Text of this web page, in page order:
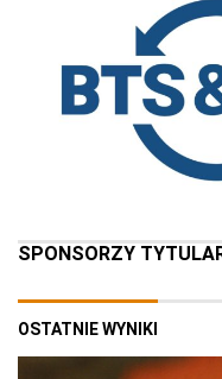
SPONSORZY
OSTATNIE WYNIKI